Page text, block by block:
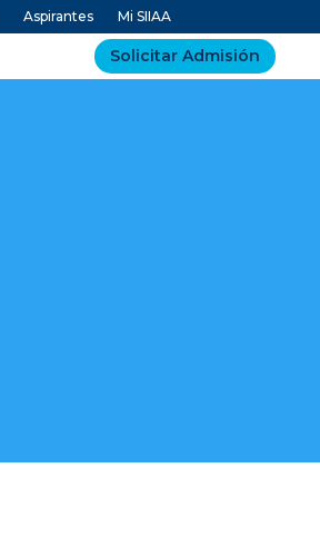
Aspirantes Mi SIIAA
Solicitar Admisión